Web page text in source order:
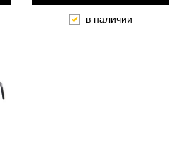
в наличии